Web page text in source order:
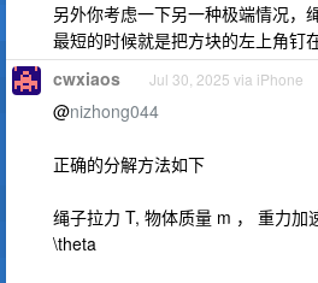
另外你考虑一下另一种极端情况，
最短的时候就是把方块的左上角钉
cwxiaos Jul 30, 2025 via iPhone
@nizhong044
正确的分解方法如下
绳子拉力 T, 物体质量 m ， 重力加
\theta